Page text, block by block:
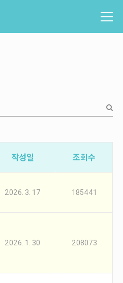
작성일 조회수
2026. 3. 17 185441
2026. 1. 30 208073